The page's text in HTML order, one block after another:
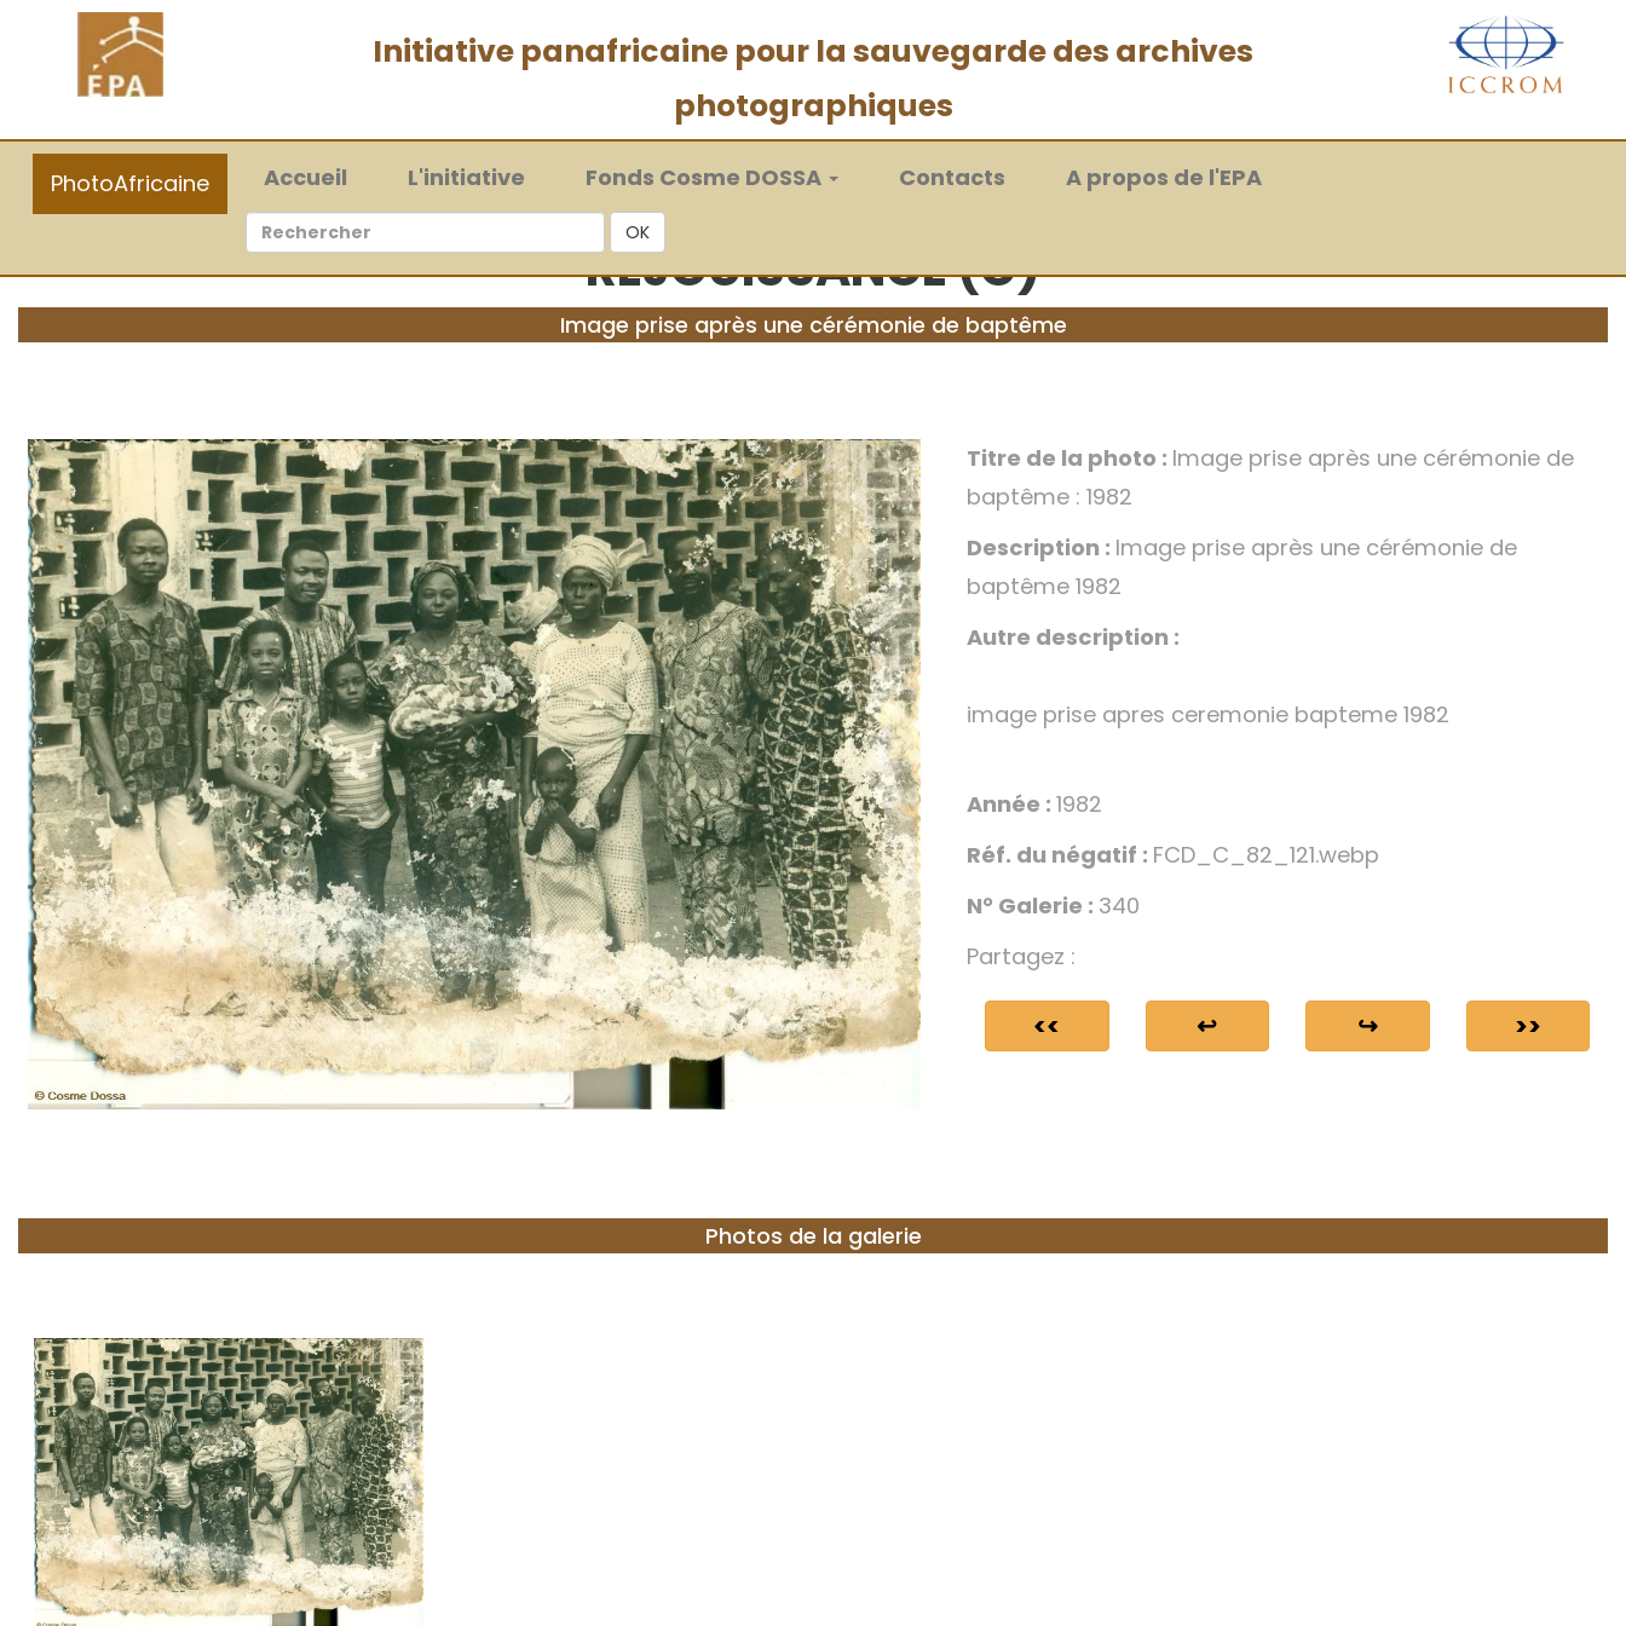
Initiative panafricaine pour la sauvegarde des archives
photographiques
PhotoAfricaine Accueil(current)L'initiative Fonds Cosme DOSSA Contacts A propos de l'EPA
OK
RÉJOUISSANCE (C)
Image prise après une cérémonie de baptême
Titre de la photo : Image prise après une cérémonie de
baptême : 1982
Description : Image prise après une cérémonie de
baptême 1982
Autre description :
image prise apres ceremonie bapteme 1982
Année : 1982
Réf. du négatif : FCD_C_82_121.webp
N° Galerie : 340
Partagez :
<< ↩ ↪ >>
Photos de la galerie